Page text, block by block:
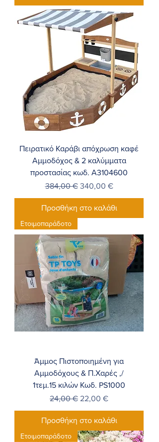
Πειρατικό Καράβι απόχρωση καφέ
Αμμοδόχος & 2 καλύμματα
προστασίας κωδ. Α3104600
Κανονική τιμή
384,00 € Τιμή Έκπτωσης
340,00 €
Προσθήκη στο καλάθι
Ετοιμοπαράδοτο
Άμμος Πιστοποιημένη για
Αμμοδόχους & Π.Χαρές ,/
1τεμ.15 κιλών Κωδ. PS1000
Κανονική τιμή
24,00 € Τιμή Έκπτωσης
22,00 €
Προσθήκη στο καλάθι
Ετοιμοπαράδοτο